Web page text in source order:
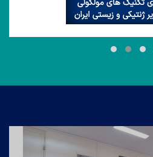
مولکولی مرکز ملی ذخایر ژنتیکی و
ایران